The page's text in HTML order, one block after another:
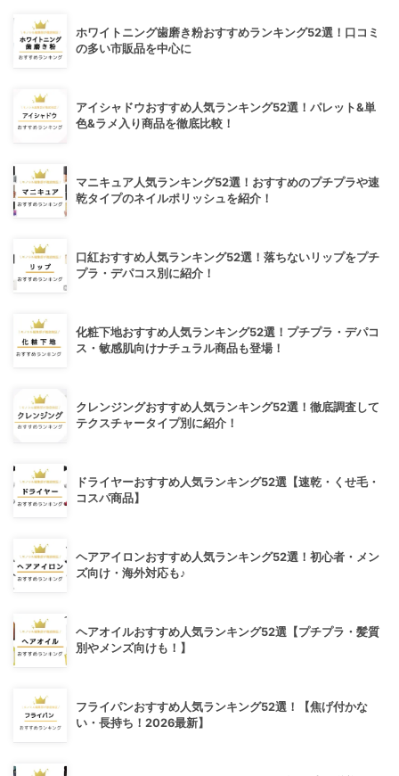
ホワイトニング歯磨き粉おすすめランキング52選！口コミ
の多い市販品を中心に
アイシャドウおすすめ人気ランキング52選！パレット&単
色&ラメ入り商品を徹底比較！
マニキュア人気ランキング52選！おすすめのプチプラや速
乾タイプのネイルポリッシュを紹介！
口紅おすすめ人気ランキング52選！落ちないリップをプチ
プラ・デパコス別に紹介！
化粧下地おすすめ人気ランキング52選！プチプラ・デパコ
ス・敏感肌向けナチュラル商品も登場！
クレンジングおすすめ人気ランキング52選！徹底調査して
テクスチャータイプ別に紹介！
ドライヤーおすすめ人気ランキング52選【速乾・くせ毛・
コスパ商品】
ヘアアイロンおすすめ人気ランキング52選！初心者・メン
ズ向け・海外対応も♪
ヘアオイルおすすめ人気ランキング52選【プチプラ・髪質
別やメンズ向けも！】
フライパンおすすめ人気ランキング52選！【焦げ付かな
い・長持ち！2026最新】